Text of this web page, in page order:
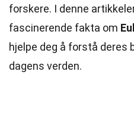
forskere. I denne
fascinerende fakta om
hjelpe deg å forstå deres
dagens verden.